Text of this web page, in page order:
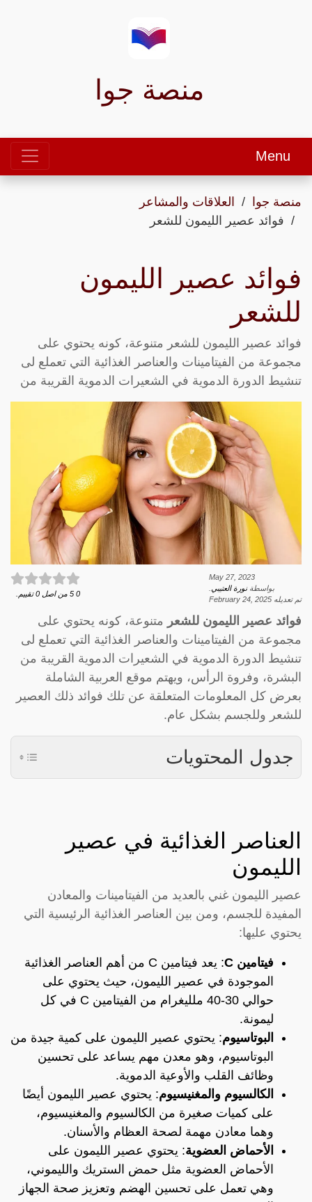
منصة جوا
Menu
منصة جوا
العلاقات والمشاعر
فوائد عصير الليمون للشعر
فوائد عصير الليمون
للشعر
فوائد عصير الليمون للشعر متنوعة، كونه يحتوي على
مجموعة من الفيتامينات والعناصر الغذائية التي تعملع لى
تنشيط الدورة الدموية في الشعيرات الدموية القريبة من
May 27, 2023
بواسطةنورة العتيبي
تم تعديله February 24, 2025
0
5 من اصل 0 تقييم.
فوائد عصير الليمون للشعر متنوعة، كونه يحتوي على
مجموعة من الفيتامينات والعناصر الغذائية التي تعملع لى
تنشيط الدورة الدموية في الشعيرات الدموية القريبة من
البشرة، وفروة الرأس، ويهتم موقع العربية الشاملة
بعرض كل المعلومات المتعلقة عن تلك فوائد ذلك العصير
للشعر وللجسم بشكل عام.
جدول المحتويات
العناصر الغذائية في عصير
الليمون
عصير الليمون غني بالعديد من الفيتامينات والمعادن
المفيدة للجسم، ومن بين العناصر الغذائية الرئيسية التي
يحتوي عليها:
فيتامين C
: يعد فيتامين C من أهم العناصر الغذائية
الموجودة في عصير الليمون، حيث يحتوي على
حوالي 30-40 ملليغرام من الفيتامين C في كل
ليمونة.
البوتاسيوم: يحتوي عصير الليمون على كمية جيدة من
البوتاسيوم، وهو معدن مهم يساعد على تحسين
وظائف القلب والأوعية الدموية.
الكالسيوم والمغنيسيوم: يحتوي عصير الليمون أيضًا
على كميات صغيرة من الكالسيوم والمغنيسيوم،
وهما معادن مهمة لصحة العظام والأسنان.
الأحماض العضوية: يحتوي عصير الليمون على
الأحماض العضوية مثل حمض الستريك والليموني،
وهي تعمل على تحسين الهضم وتعزيز صحة الجهاز